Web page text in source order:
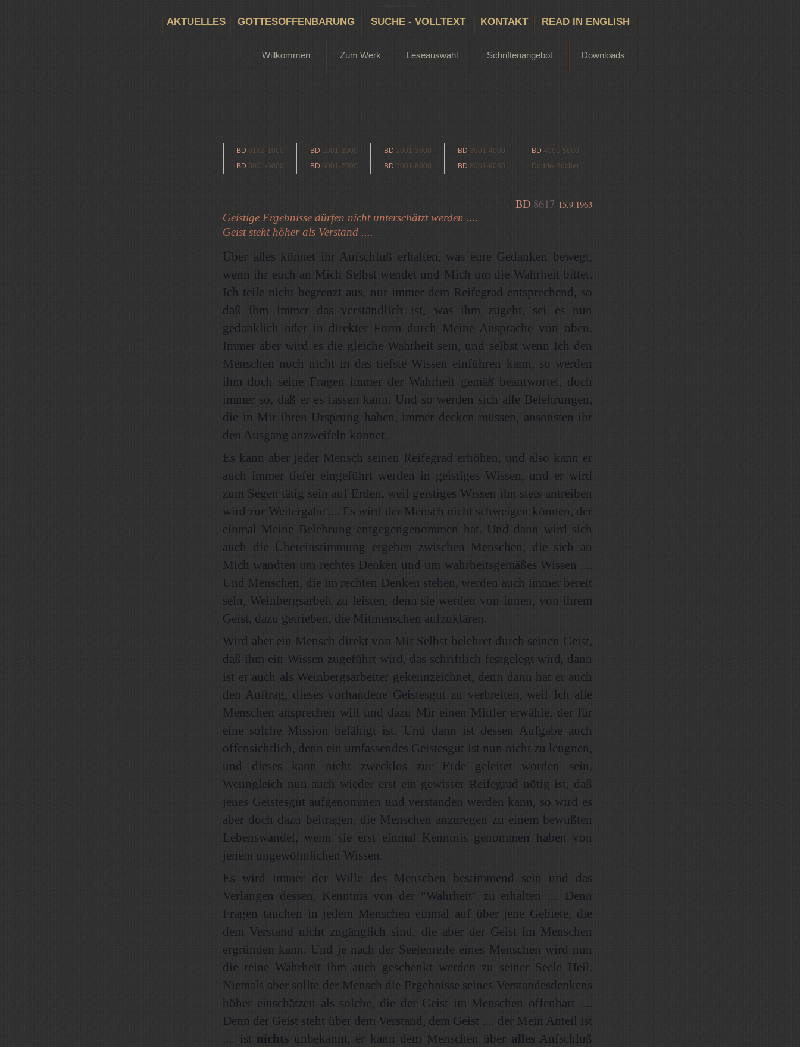
AKTUELLES GOTTESOFFENBARUNG SUCHE - VOLLTEXT KONTAKT READ IN ENGLISH
Willkommen Zum Werk Leseauswahl Schriftenangebot Downloads
BD 0182-1000 BD 1001-2000 BD 2001-3000 BD 3001-4000 BD 4001-5000
BD 5001-6000 BD 6001-7000 BD 7001-8000 BD 8001-9030 Dudde-Bücher
BD 8617 15.9.1963
Geistige Ergebnisse dürfen nicht unterschätzt werden ....
Geist steht höher als Verstand ....
Über alles könnet ihr Aufschluß erhalten, was eure Gedanken bewegt,
wenn ihr euch an Mich Selbst wendet und Mich um die Wahrheit bittet.
Ich teile nicht begrenzt aus, nur immer dem Reifegrad entsprechend, so
daß ihm immer das verständlich ist, was ihm zugeht, sei es nun
gedanklich oder in direkter Form durch Meine Ansprache von oben.
Immer aber wird es die gleiche Wahrheit sein, und selbst wenn Ich den
Menschen noch nicht in das tiefste Wissen einführen kann, so werden
ihm doch seine Fragen immer der Wahrheit gemäß beantwortet, doch
immer so, daß er es fassen kann. Und so werden sich alle Belehrungen,
die in Mir ihren Ursprung haben, immer decken müssen, ansonsten ihr
den Ausgang anzweifeln könnet.
Es kann aber jeder Mensch seinen Reifegrad erhöhen, und also kann er
auch immer tiefer eingeführt werden in geistiges Wissen, und er wird
zum Segen tätig sein auf Erden, weil geistiges Wissen ihn stets antreiben
wird zur Weitergabe .... Es wird der Mensch nicht schweigen können, der
einmal Meine Belehrung entgegengenommen hat. Und dann wird sich
auch die Übereinstimmung ergeben zwischen Menschen, die sich an
Mich wandten um rechtes Denken und um wahrheitsgemäßes Wissen ....
Und Menschen, die im rechten Denken stehen, werden auch immer bereit
sein, Weinbergsarbeit zu leisten, denn sie werden von innen, von ihrem
Geist, dazu getrieben, die Mitmenschen aufzuklären.
Wird aber ein Mensch direkt von Mir Selbst belehret durch seinen Geist,
daß ihm ein Wissen zugeführt wird, das schriftlich festgelegt wird, dann
ist er auch als Weinbergsarbeiter gekennzeichnet, denn dann hat er auch
den Auftrag, dieses vorhandene Geistesgut zu verbreiten, weil Ich alle
Menschen ansprechen will und dazu Mir einen Mittler erwähle, der für
eine solche Mission befähigt ist. Und dann ist dessen Aufgabe auch
offensichtlich, denn ein umfassendes Geistesgut ist nun nicht zu leugnen,
und dieses kann nicht zwecklos zur Erde geleitet worden sein.
Wenngleich nun auch wieder erst ein gewisser Reifegrad nötig ist, daß
jenes Geistesgut aufgenommen und verstanden werden kann, so wird es
aber doch dazu beitragen, die Menschen anzuregen zu einem bewußten
Lebenswandel, wenn sie erst einmal Kenntnis genommen haben von
jenem ungewöhnlichen Wissen.
Es wird immer der Wille des Menschen bestimmend sein und das
Verlangen dessen, Kenntnis von der "Wahrheit" zu erhalten .... Denn
Fragen tauchen in jedem Menschen einmal auf über jene Gebiete, die
dem Verstand nicht zugänglich sind, die aber der Geist im Menschen
ergründen kann. Und je nach der Seelenreife eines Menschen wird nun
die reine Wahrheit ihm auch geschenkt werden zu seiner Seele Heil.
Niemals aber sollte der Mensch die Ergebnisse seines Verstandesdenkens
höher einschätzen als solche, die der Geist im Menschen offenbart ....
Denn der Geist steht über dem Verstand, dem Geist .... der Mein Anteil ist
.... ist nichts unbekannt, er kann dem Menschen über alles Aufschluß